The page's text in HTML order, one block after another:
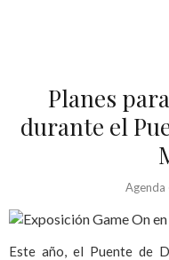
Planes
durante el
Agenda
Este año, el Puente de